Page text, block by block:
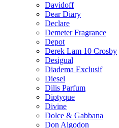
Davidoff
Dear Diary
Declare
Demeter Fragrance
Depot
Derek Lam 10 Crosby
Desigual
Diadema Exclusif
Diesel
Dilis Parfum
Diptyque
Divine
Dolce & Gabbana
Don Algodon